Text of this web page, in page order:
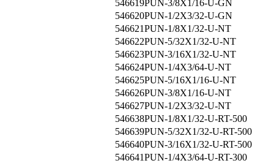
546619PUN-3/8X1/16-U-GN
546620PUN-1/2X3/32-U-GN
546621PUN-1/8X1/32-U-NT
546622PUN-5/32X1/32-U-NT
546623PUN-3/16X1/32-U-NT
546624PUN-1/4X3/64-U-NT
546625PUN-5/16X1/16-U-NT
546626PUN-3/8X1/16-U-NT
546627PUN-1/2X3/32-U-NT
546638PUN-1/8X1/32-U-RT-500
546639PUN-5/32X1/32-U-RT-500
546640PUN-3/16X1/32-U-RT-500
546641PUN-1/4X3/64-U-RT-300